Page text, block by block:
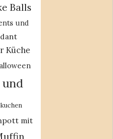
Balls
und
Küche
und
mit